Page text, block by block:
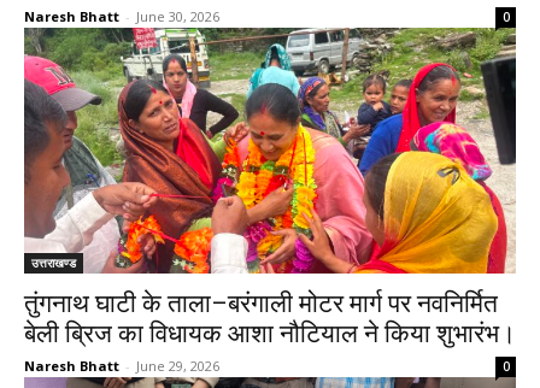
Naresh Bhatt - June 30, 2026 0
उत्तराखण्ड
तुंगनाथ घाटी के ताला–बरंगाली मोटर मार्ग पर नवनिर्मित
बेली ब्रिज का विधायक आशा नौटियाल ने किया शुभारंभ।
Naresh Bhatt - June 29, 2026 0